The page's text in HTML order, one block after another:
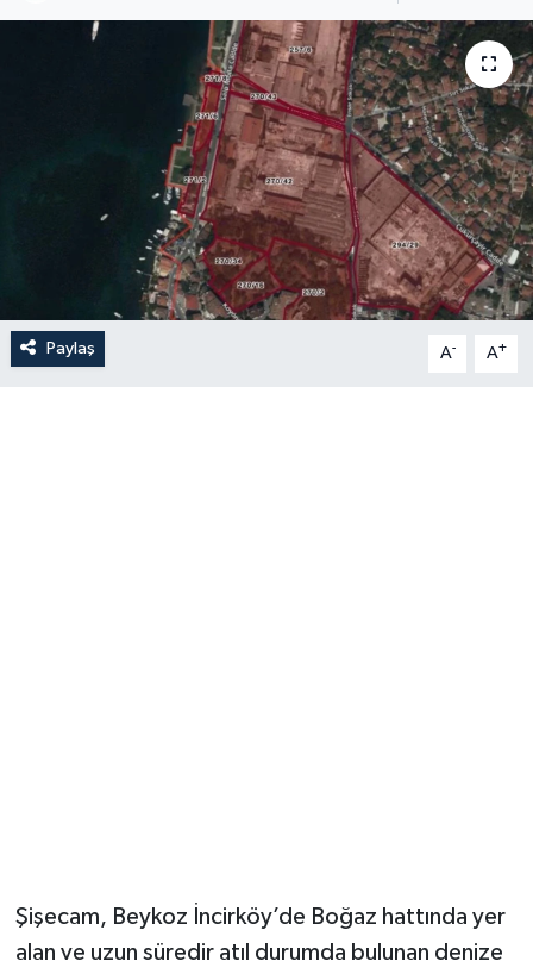
Paylaş A- A+
Şişecam, Beykoz İncirköy’de Boğaz hattında yer
alan ve uzun süredir atıl durumda bulunan denize